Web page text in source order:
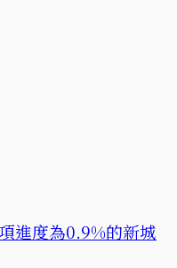
進度為0.9%的新城